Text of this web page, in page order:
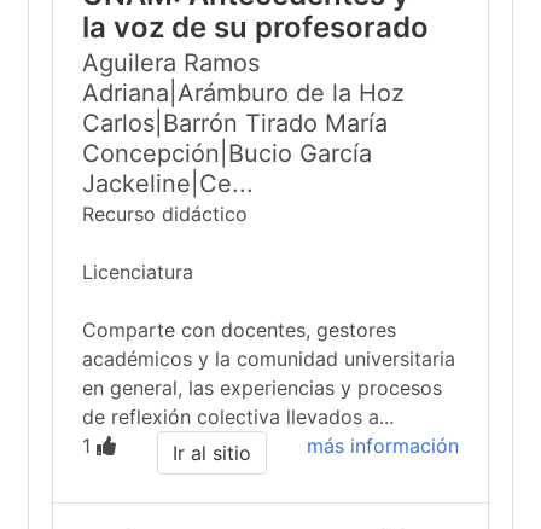
la voz de su profesorado
Aguilera Ramos
Adriana|Arámburo de la Hoz
Carlos|Barrón Tirado María
Concepción|Bucio García
Jackeline|Ce...
Recurso didáctico
Licenciatura
Comparte con docentes, gestores
académicos y la comunidad universitaria
en general, las experiencias y procesos
de reflexión colectiva llevados a...
1
más información
Ir al sitio